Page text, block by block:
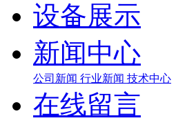
设备展示
新闻中心
公司新闻 行业新闻 技术中心
在线留言